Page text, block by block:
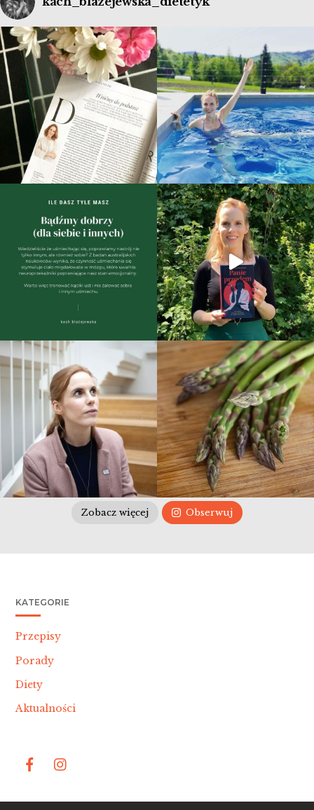
Zobacz więcej Obserwuj
KATEGORIE
Przepisy
Porady
Diety
Aktualności